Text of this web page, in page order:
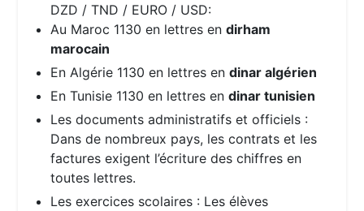
DZD / TND / EURO / USD:
Au Maroc 1130 en lettres endirham
marocain
En Algérie 1130 en lettres endinar algérien
En Tunisie 1130 en lettres endinar tunisien
Les documents administratifs et officiels :
Dans de nombreux pays, les contrats et les
factures exigent l’écriture des chiffres en
toutes lettres.
Les exercices scolaires : Les élèves